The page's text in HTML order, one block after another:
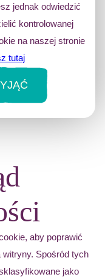
jednak odwiedzić
kontrolowanej
na naszej stronie
tutaj
aby poprawić
witryny. Spośród tych
jako